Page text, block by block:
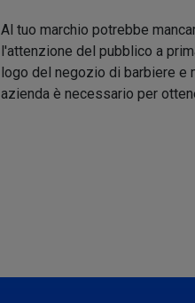
Al tuo marchio potrebbe
l'attenzione del pubblico a
logo del negozio di barbiere
azienda è necessario per